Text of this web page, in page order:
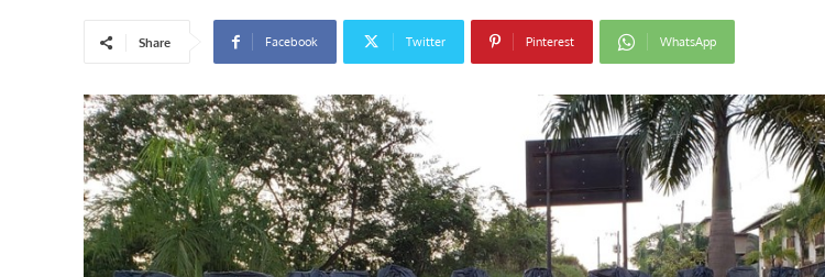
Share Facebook Twitter Pinterest WhatsApp